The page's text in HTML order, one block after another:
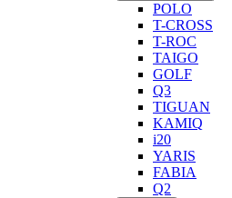
POLO
T-CROSS
T-ROC
TAIGO
GOLF
Q3
TIGUAN
KAMIQ
i20
YARIS
FABIA
Q2